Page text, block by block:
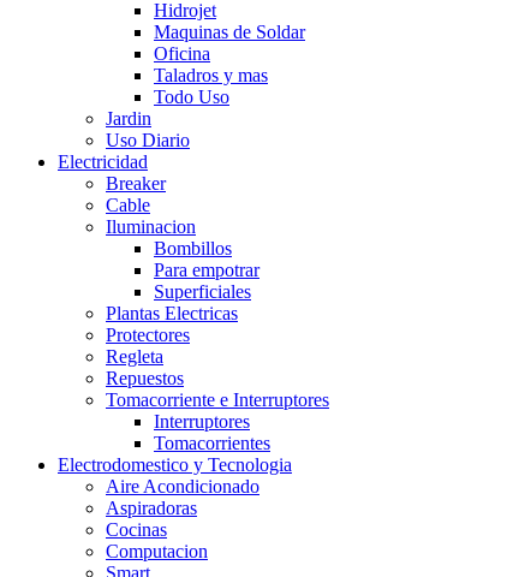
Hidrojet
Maquinas de Soldar
Oficina
Taladros y mas
Todo Uso
Jardin
Uso Diario
Electricidad
Breaker
Cable
Iluminacion
Bombillos
Para empotrar
Superficiales
Plantas Electricas
Protectores
Regleta
Repuestos
Tomacorriente e Interruptores
Interruptores
Tomacorrientes
Electrodomestico y Tecnologia
Aire Acondicionado
Aspiradoras
Cocinas
Computacion
Smart